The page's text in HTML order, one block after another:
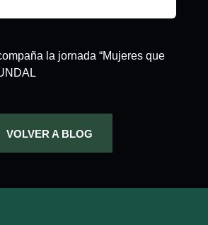
la jornada “Mujeres que
VOLVER A BLOG